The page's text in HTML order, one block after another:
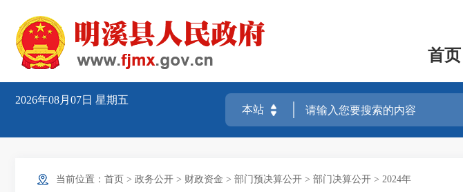
首页
2026年08月07日 星期五
当前位置： 首页 > 政务公开 > 财政资金 > 部门预决算公开 > 部门决算公开 > 2024年